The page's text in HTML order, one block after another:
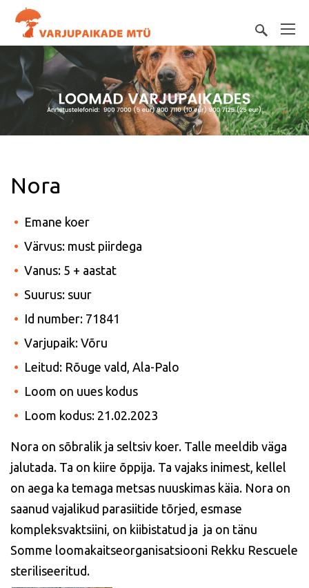
Nora
Emane koer
Värvus: must piirdega
Vanus: 5 + aastat
Suurus: suur
Id number: 71841
Varjupaik: Võru
Leitud: Rõuge vald, Ala-Palo
Loom on uues kodus
Loom kodus: 21.02.2023
Nora on sõbralik ja seltsiv koer. Talle meeldib väga
jalutada. Ta on kiire õppija. Ta vajaks inimest, kellel
on aega ka temaga metsas nuuskimas käia. Nora on
saanud vajalikud parasiitide tõrjed, esmase
kompleksvaktsiini, on kiibistatud ja ja on tänu
Somme loomakaitseorganisatsiooni Rekku Rescuele
steriliseeritud.